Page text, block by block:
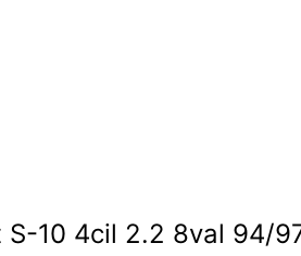
S-10 4cil 2.2 8val 94/